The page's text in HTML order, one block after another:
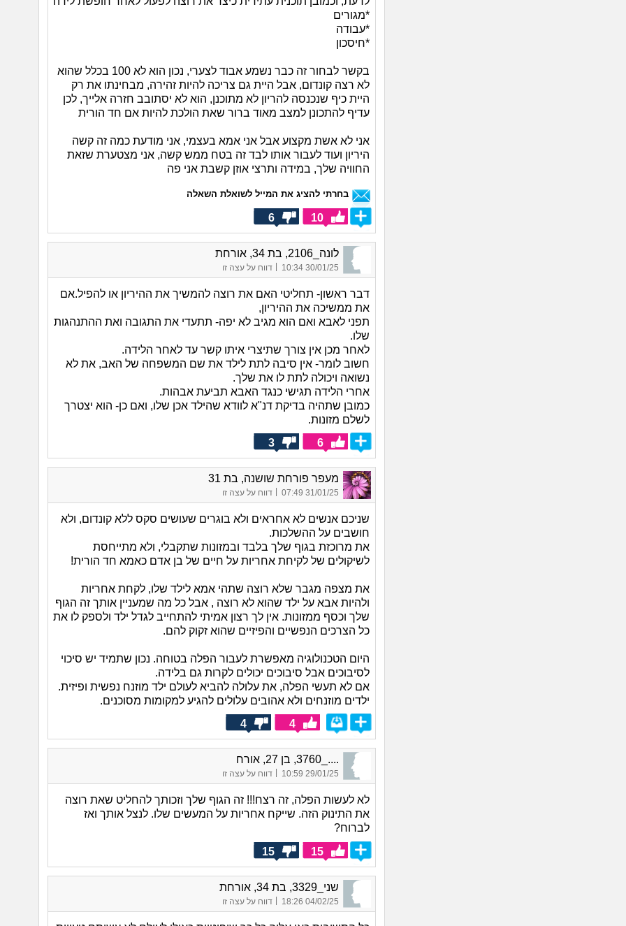
*מגורים
*עבודה
*חיסכון
בקשר לבחור זה כבר נשמע אבוד לצערי, נכון הוא לא 100 בכלל שהוא
לא רצה קונדום, אבל היית גם צריכה להיות זהירה, מבחינתו את רק
היית כיף שנכנסה להריון לא מתוכנן, הוא לא יסתובב חזרה אלייך, לכן
עדיף להתכונן למצב מאוד ברור שאת הולכת להיות אם חד הורית
אני לא אשת מקצוע אבל אני אמא בעצמי, אני מודעת כמה זה קשה
היריון ועוד לעבור אותו לבד זה בטח ממש קשה, אני מצטערת שזאת
החוויה שלך, במידה ותרצי אוזן קשבת אני פה
בחרתי להציג את המייל לשואלת השאלה
10
6
לונה_2106, בת 34, אורחת
30/01/25 10:34 דווח על עצה זו
דבר ראשון- תחליטי האם את רוצה להמשיך את ההיריון או להפיל.אם
את ממשיכה את ההיריון,
תפני לאבא ואם הוא מגיב לא יפה- תתעדי את התגובה ואת ההתנהגות
שלו.
לאחר מכן אין צורך שתיצרי איתו קשר עד לאחר הלידה.
חשוב לומר- אין סיבה לתת לילד את שם המשפחה של האב, את לא
נשואה ויכולה לתת לו את שלך.
אחרי הלידה תגישי כנגד האבא תביעת אבהות.
כמובן שתהיה בדיקת דנ"א לוודא שהילד אכן שלו, ואם כן- הוא יצטרך
לשלם מזונות.
6
3
מעפר פורחת שושנה, בת 31
31/01/25 07:49 דווח על עצה זו
שניכם אנשים לא אחראים ולא בוגרים שעושים סקס ללא קונדום, ולא
חושבים על ההשלכות.
את מרוכזת בגוף שלך בלבד ובמזונות שתקבלי, ולא מתייחסת
לשיקולים של לקיחת אחריות על חיים של בן אדם כאמא חד הורית!
את מצפה מגבר שלא רוצה שתהי אמא לילד שלו, לקחת אחריות
ולהיות אבא על ילד שהוא לא רוצה , אבל כל מה שמעניין אותך זה הגוף
שלך וכסף ממזונות. אין לך רצון אמיתי להתחייב לגדל ילד ולספק לו את
כל הצרכים הנפשיים והפיזיים שהוא זקוק להם.
היום הטכנולוגיה מאפשרת לעבור הפלה בטוחה. נכון שתמיד יש סיכוי
לסיבוכים אבל סיבוכים יכולים לקרות גם בלידה.
אם לא תעשי הפלה, את עלולה להביא לעולם ילד מוזנח נפשית ופיזית.
ילדים מוזנחים ולא אהובים עלולים להגיע למקומות מסוכנים.
4
4
...._3760, בן 27, אורח
29/01/25 10:59 דווח על עצה זו
לא לעשות הפלה, זה רצח!!! זה הגוף שלך וזכותך להחליט שאת רוצה
את התינוק הזה. שייקח אחריות על המעשים שלו. לנצל אותך ואז
לברוח?
15
15
שני_3329, בת 34, אורחת
04/02/25 18:26
| דווח על עצה זו